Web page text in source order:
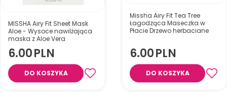
Maseczka w płachcie z
intensywnie nawilża i koi skórę.
Już w 15 minut łagodzi
MISSHA Airy Fit Sheet Mask
Aloe - Wysoce nawilżająca
maska z Aloe Vera
6.00PLN
DO KOSZYKA
Łagodząca maseczka na
płachcie dla cery
Missha Airy Fit Tea Tree
Łagodząca Maseczka w
Płacie Drzewo herbaciane
6.00PLN
DO KOSZYKA